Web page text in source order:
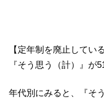
【定年制を廃止してい
『そう思う（計）』が
年代別にみると、『そ